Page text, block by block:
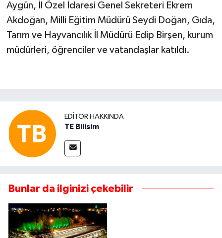
Aygün, İl Özel İdaresi Genel Sekreteri Ekrem
Akdoğan, Milli Eğitim Müdürü Seydi Doğan, Gıda,
Tarım ve Hayvancılık İl Müdürü Edip Birşen, kurum
müdürleri, öğrenciler ve vatandaşlar katıldı.
EDITÖR HAKKINDA
TE Bilisim
Bunlar da ilginizi çekebilir